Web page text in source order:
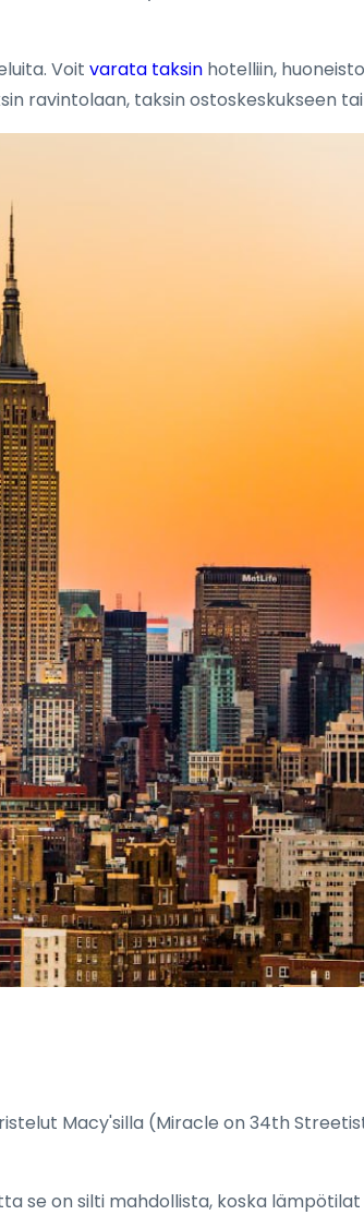
Voit varata taksin hotelliin,
ravintolaan, taksin ostoskeskukseen
Macy'silla (Miracle on 34th
se on silti mahdollista, koska